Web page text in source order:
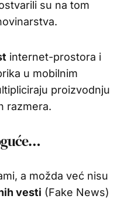
su na tom
internet-prostora i
u mobilnim
proizvodnju
razmera.
a možda već nisu
vesti (Fake News)